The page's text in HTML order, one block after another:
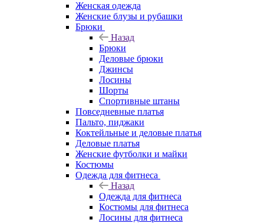
Женская одежда
Женские блузы и рубашки
Брюки
Назад
Брюки
Деловые брюки
Джинсы
Лосины
Шорты
Спортивные штаны
Повседневные платья
Пальто, пиджаки
Коктейльные и деловые платья
Деловые платья
Женские футболки и майки
Костюмы
Одежда для фитнеса
Назад
Одежда для фитнеса
Костюмы для фитнеса
Лосины для фитнеса